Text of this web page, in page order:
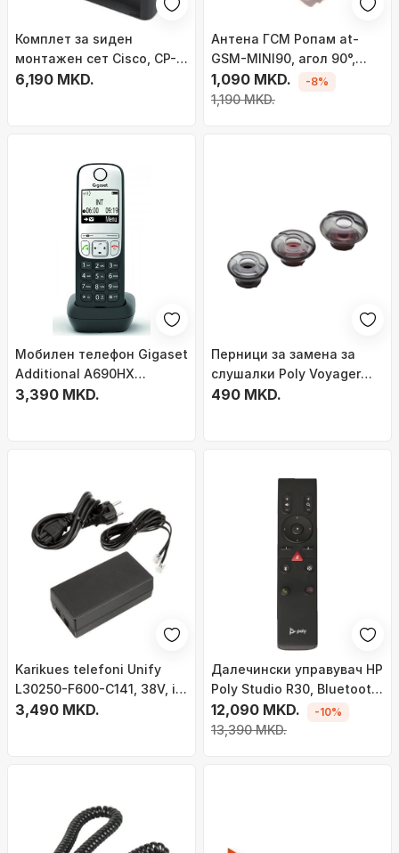
Комплет за ѕиден
монтажен сет Cisco, CP-
7800-WMK, за IP
6,190 MKD.
Антена ГСМ Ропам at-
GSM-MINI90, агол 90°,
компактна, црна
1,090 MKD.
1,190 MKD.
-8%
Мобилен телефон Gigaset
Additional A690HX
(S30852-H2870-R601)
3,390 MKD.
Перници за замена за
слушалки Poly Voyager
5200 Large, 3 парчиња, со
490 MKD.
Karikues telefoni Unify
L30250-F600-C141, 38V, i
zi
3,490 MKD.
Далечински управувач HP
Poly Studio R30, Bluetooth,
за видео бар USB, црн
12,090 MKD.
13,390 MKD.
-10%